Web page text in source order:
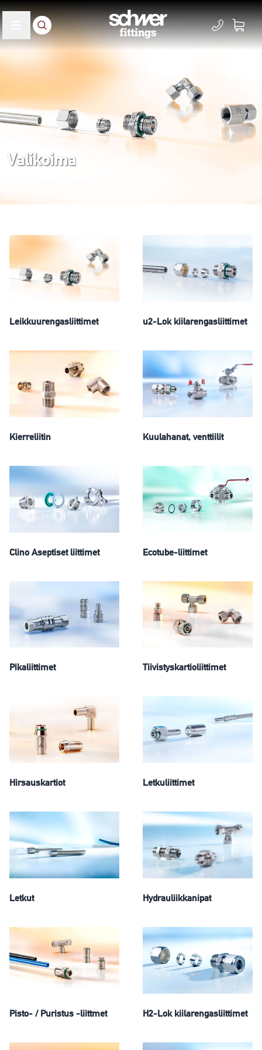
Valikoima
Leikkuurengasliittimet u2-Lok kiilarengasliittimet
Kierreliitin Kuulahanat, venttiilit
Clino Aseptiset liittimet Ecotube-liittimet
Pikaliittimet Tiivistyskartioliittimet
Hirsauskartiot Letkuliittimet
Letkut Hydrauliikkanipat
Pisto- / Puristus -liittmet H2-Lok kiilarengasliittimet